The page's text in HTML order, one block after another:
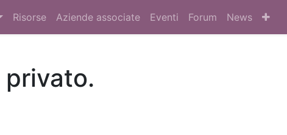
Risorse Aziende associate Eventi Forum News